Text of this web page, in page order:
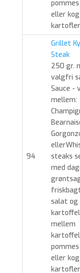
eller
kartofler
94
Grillet
Steak
250 gr.
valgfri
Sauce -
mellem:
steaks
med
salat
mellem
eller
kartofler